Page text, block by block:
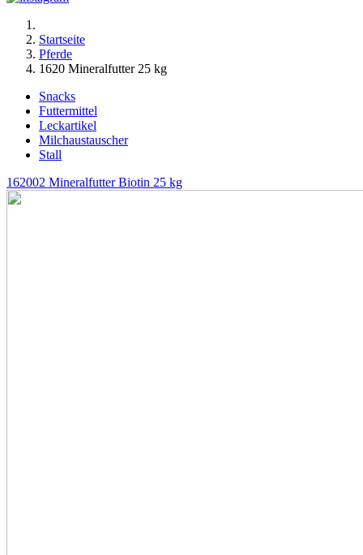
Startseite
Pferde
1620 Mineralfutter 25 kg
Snacks
Futtermittel
Leckartikel
Milchaustauscher
Stall
162002 Mineralfutter Biotin 25 kg